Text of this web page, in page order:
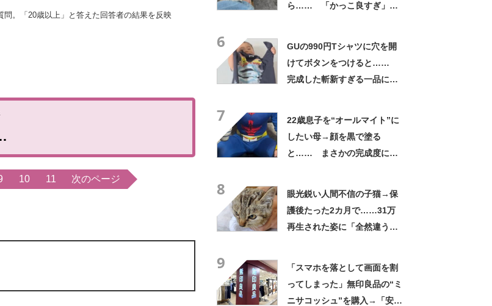
。「20歳以上」と答えた回答者の結果を反映
10 11 次のページ
ら…… 「かっこ良すぎ」ま
6
GUの990円Tシャツに穴を開
けてボタンをつけると……
完成した斬新すぎる一品に称
7
22歳息子を“オールマイト”に
したい母→顔を黒で塗る
と…… まさかの完成度に
8
眼光鋭い人間不信の子猫→保
護後たった2カ月で……31万
再生された姿に「全然違う」
9
「スマホを落として画面を割
ってしまった」無印良品の“ミ
ニサコッシュ”を購入→「安心